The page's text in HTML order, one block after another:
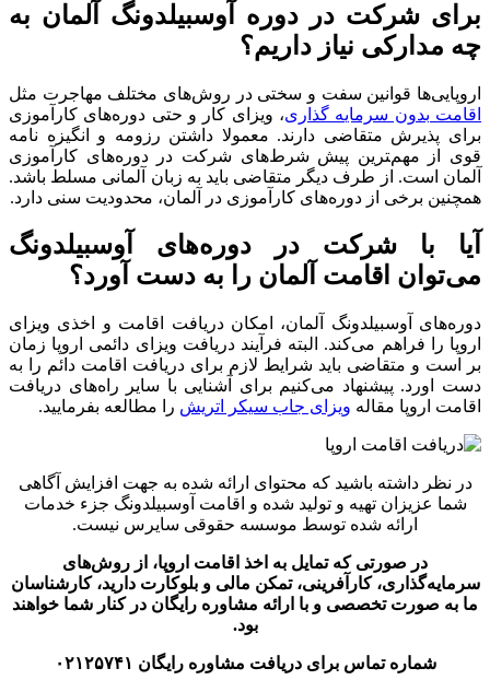
برای شرکت در دوره آوسبیلدونگ آلمان به
چه مدارکی نیاز داریم؟
اروپایی‌ها قوانین سفت و سختی در روش‌های مختلف مهاجرت مثل
اقامت بدون سرمایه گذاری، ویزای کار و حتی دوره‌های کارآموزی
برای پذیرش متقاضی دارند. معمولا داشتن رزومه و انگیزه نامه
قوی از مهم‌‍ترین پیش شرط‌های شرکت در دوره‌های کارآموزی
آلمان است. از طرف دیگر متقاضی باید به زبان آلمانی مسلط باشد.
همچنین برخی از دوره‌های کارآموزی در آلمان، محدودیت سنی دارد.
آیا با شرکت در دوره‌های آوسبیلدونگ
می‌توان اقامت آلمان را به دست آورد؟
دوره‌های آوسبیلدونگ آلمان، امکان دریافت اقامت و اخذی ویزای
اروپا را فراهم می‌کند. البته فرآیند دریافت ویزای دائمی اروپا زمان
بر است و متقاضی باید شرایط لازم برای دریافت اقامت دائم را به
دست اورد. پیشنهاد می‌کنیم برای آشنایی با سایر راه‌های دریافت
اقامت اروپا مقاله ویزای جاب سیکر اتریش را مطالعه بفرمایید.
در نظر داشته باشید که محتوای ارائه شده به جهت افزایش آگاهی
شما عزیزان تهیه و تولید شده و اقامت آوسبیلدونگ جزء خدمات
ارائه شده توسط موسسه حقوقی سایرس نیست.
در صورتی که تمایل به اخذ اقامت اروپا، از روش‌های
سرمایه‌گذاری، کارآفرینی، تمکن مالی و بلوکارت دارید، کارشناسان
ما به صورت تخصصی و با ارائه مشاوره رایگان در کنار شما خواهند
بود.
شماره تماس برای دریافت مشاوره رایگان ۰۲۱۲۵۷۴۱